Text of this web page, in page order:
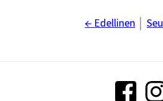
← Edellinen